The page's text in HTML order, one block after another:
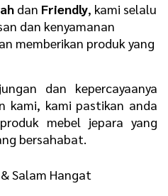
dan Friendly, kami selalu
dan kenyamanan
memberikan produk yang
dan kepercayaanya
kami, kami pastikan anda
mebel jepara yang
bersahabat.
Salam Hangat